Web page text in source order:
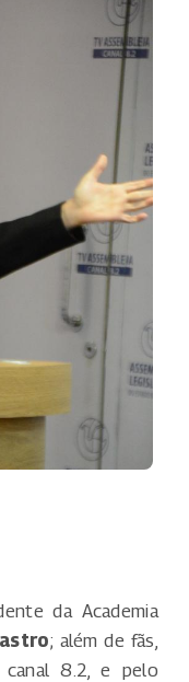
da Academia
; além de fãs,
canal 8.2, e pelo